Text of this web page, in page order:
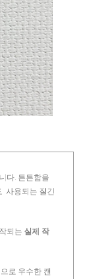
다. 튼튼함을
사용되는 질긴
되는 실제 작
로 우수한 캔